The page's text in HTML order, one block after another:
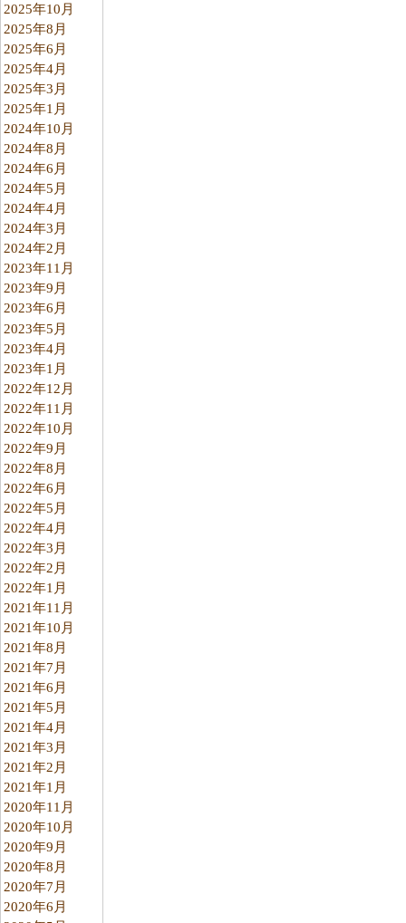
2025年10月
2025年8月
2025年6月
2025年4月
2025年3月
2025年1月
2024年10月
2024年8月
2024年6月
2024年5月
2024年4月
2024年3月
2024年2月
2023年11月
2023年9月
2023年6月
2023年5月
2023年4月
2023年1月
2022年12月
2022年11月
2022年10月
2022年9月
2022年8月
2022年6月
2022年5月
2022年4月
2022年3月
2022年2月
2022年1月
2021年11月
2021年10月
2021年8月
2021年7月
2021年6月
2021年5月
2021年4月
2021年3月
2021年2月
2021年1月
2020年11月
2020年10月
2020年9月
2020年8月
2020年7月
2020年6月